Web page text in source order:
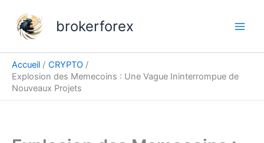
contenu
brokerforex
Accueil
CRYPTO
Explosion des Memecoins : Une Vague Ininterrompue de
Nouveaux Projets